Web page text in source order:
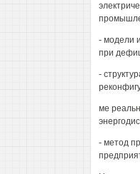
- модели
при
-
ме
- метод